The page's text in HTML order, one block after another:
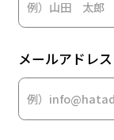
メールアドレス